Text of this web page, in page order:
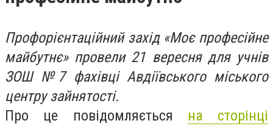
Профорієнтаційний захід «Моє професійне
майбутнє» провели 21 вересня для учнів
ЗОШ №7 фахівці Авдіївського міського
центру зайнятості.
Про це повідомляється на сторінці